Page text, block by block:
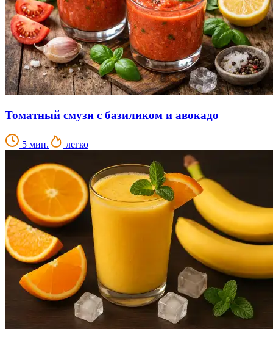
Томатный смузи с базиликом и авокадо
5 мин. легко